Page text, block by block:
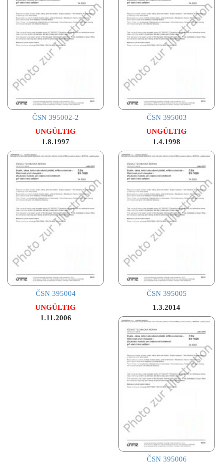
ČSN 395002-2
UNGÜLTIG
1.8.1997
ČSN 395003
UNGÜLTIG
1.4.1998
ČSN 395004
UNGÜLTIG
1.11.2006
ČSN 395005
1.3.2014
ČSN 395006